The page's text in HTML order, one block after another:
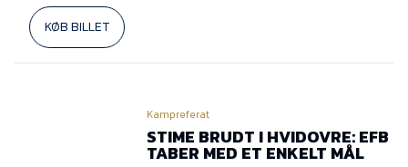
KØB BILLET
Kampreferat
STIME BRUDT I HVIDOVRE: EFB
TABER MED ET ENKELT MÅL